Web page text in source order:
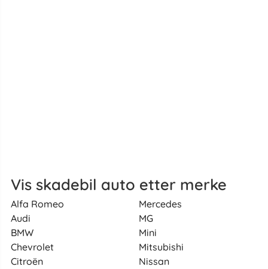
Vis skadebil auto etter merke
Alfa Romeo
Audi
BMW
Chevrolet
Citroën
Mercedes
MG
Mini
Mitsubishi
Nissan